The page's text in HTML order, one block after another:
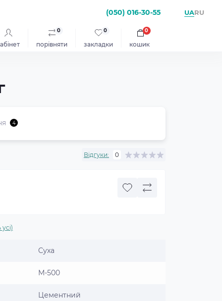
(050) 016-30-55 UARU
порівняти
0
закладки
0
кошик
0
4
Відгуки: 0
Суха
М-500
Цементний